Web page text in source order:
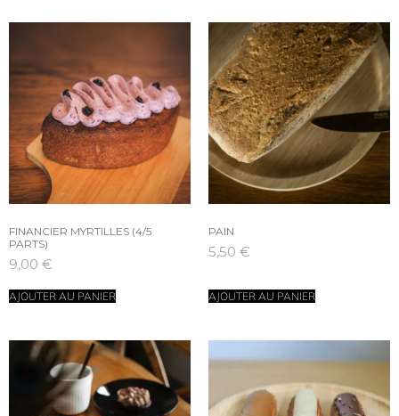
FINANCIER MYRTILLES (4/5
PARTS)
9,00 €
AJOUTER AU PANIER
PAIN
5,50 €
AJOUTER AU PANIER